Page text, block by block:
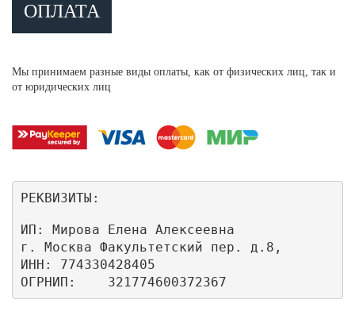
ОПЛАТА
Мы принимаем разные виды оплаты, как от физических лиц, так и
от юридических лиц
РЕКВИЗИТЫ:
ИП: Мирова Елена Алексеевна
г. Москва Факультетский пер. д.8,
ИНН: 774330428405
ОГРНИП:    321774600372367